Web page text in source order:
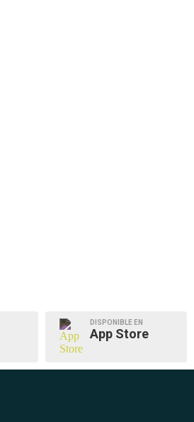
DISPONIBLE EN
App Store